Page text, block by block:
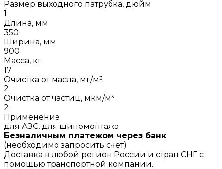
Размер выходного патрубка, дюйм
1
Длина, мм
350
Ширина, мм
900
Масса, кг
17
Очистка от масла, мг/м³
2
Очистка от частиц, мкм/м³
2
Применение
для АЗС, для шиномонтажа
Безналичным платежом через банк
(необходимо запросить счёт)
Доставка в любой регион России и стран СНГ с
помощью транспортной компании.